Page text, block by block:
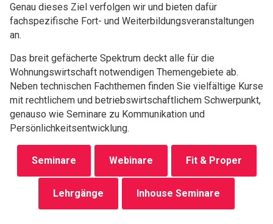
Genau dieses Ziel verfolgen wir und bieten dafür
fachspezifische Fort- und Weiterbildungsveranstaltungen
an.
Das breit gefächerte Spektrum deckt alle für die
Wohnungswirtschaft notwendigen Themengebiete ab.
Neben technischen Fachthemen finden Sie vielfältige Kurse
mit rechtlichem und betriebswirtschaftlichem Schwerpunkt,
genauso wie Seminare zu Kommunikation und
Persönlichkeitsentwicklung.
Seminare Webinare Fit & Proper
Lehrgänge Inhouse Seminare